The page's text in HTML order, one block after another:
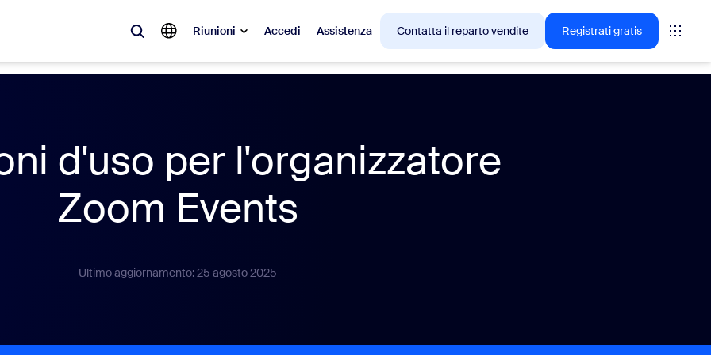
Riunioni Accedi Assistenza Contatta il reparto vendite Registrati gratis
Meetings
d'uso per l'organizzatore
Zoom Events
Ultimo aggiornamento: 25 agosto 2025